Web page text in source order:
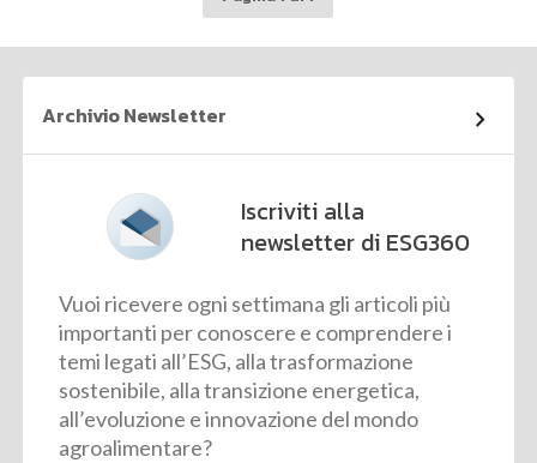
Archivio Newsletter
Iscriviti alla
newsletter di ESG360
Vuoi ricevere ogni settimana gli articoli più
importanti per conoscere e comprendere i
temi legati all’ESG, alla trasformazione
sostenibile, alla transizione energetica,
all’evoluzione e innovazione del mondo
agroalimentare?